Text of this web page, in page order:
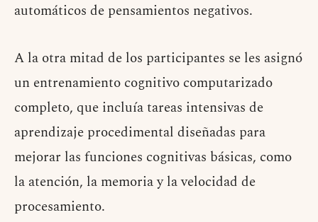
automáticos de pensamientos negativos.
A la otra mitad de los participantes se les asignó
un entrenamiento cognitivo computarizado
completo, que incluía tareas intensivas de
aprendizaje procedimental diseñadas para
mejorar las funciones cognitivas básicas, como
la atención, la memoria y la velocidad de
procesamiento.